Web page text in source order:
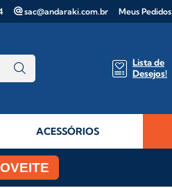
sac@andaraki.com.br Meus Pedidos
Lista de
Desejos!
ACESSÓRIOS